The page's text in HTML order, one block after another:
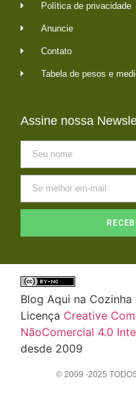
Política de privacidade
Anuncie
Contato
Tabela de pesos e
Assine nossa
Blog Aqui na
Licença Creative
NãoComercial 4.0
desde 2009
© 2009 -2025